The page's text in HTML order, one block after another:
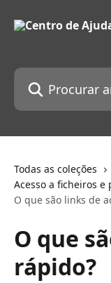
Procurar artigos...
Todas as coleções
Acesso a ficheiros e
O que são links de
O que
rápido?